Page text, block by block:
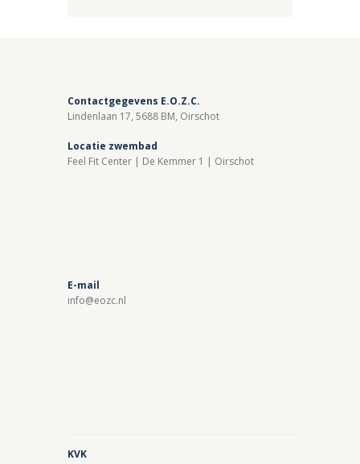
Contactgegevens E.O.Z.C.
Lindenlaan 17, 5688 BM, Oirschot
Locatie zwembad
Feel Fit Center | De Kemmer 1 | Oirschot
E-mail
info@eozc.nl
KVK